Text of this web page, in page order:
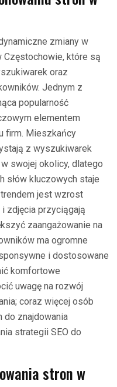
zmiany w
które są
oraz
Jednym z
popularność
elementem
firm. Mieszkańcy
z wyszukiwarek
swojej okolicy, dlatego
słów kluczowych staje
jest wzrost
zdjęcia przyciągają
zaangażowanie na
ma ogromne
i dostosowane
komfortowe
uwagę na rozwój
coraz więcej osób
do znajdowania
strategii SEO do
stron w